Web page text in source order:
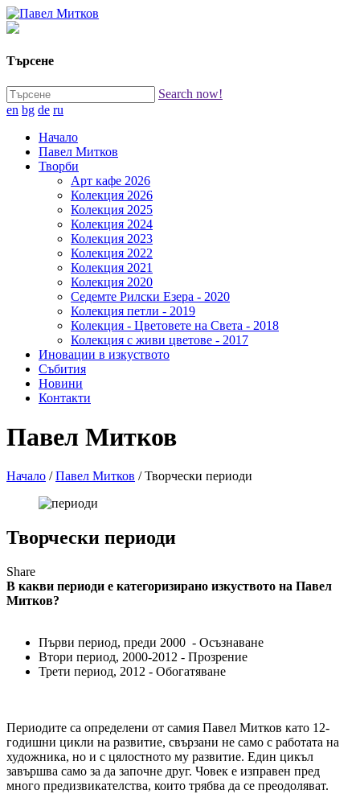
Търсене
Search now!
en bg de ru
Начало
Павел Митков
Творби
Арт кафе 2026
Колекция 2026
Колекция 2025
Колекция 2024
Колекция 2023
Колекция 2022
Колекция 2021
Колекция 2020
Седемте Рилски Езера - 2020
Колекция петли - 2019
Колекция - Цветовете на Света - 2018
Колекция с живи цветове - 2017
Иновации в изкуството
Събития
Новини
Контакти
Павел Митков
Начало /Павел Митков /Творчески периоди
Творчески периоди
Share
В какви периоди е категоризирано изкуството на Павел
Митков?
Първи период, преди 2000 - Осъзнаване
Втори период, 2000-2012 - Прозрение
Трети период, 2012 - Обогатяване
Периодите са определени от самия Павел Митков като 12-
годишни цикли на развитие, свързани не само с работата на
художника, но и с цялостното му развитие. Един цикъл
завършва само за да започне друг. Човек е изправен пред
много предизвикателства, които трябва да се преодоляват.